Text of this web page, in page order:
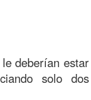
deberían estar
solo dos